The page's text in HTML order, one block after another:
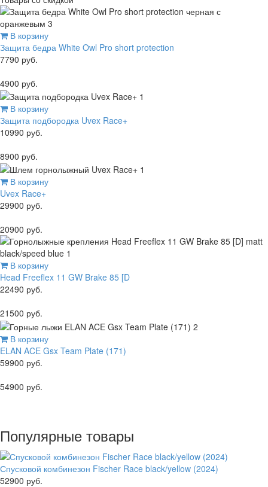
В корзину
Защита бедра White Owl Pro short protection
7790 руб.
4900 руб.
В корзину
Защита подбородка Uvex Race+
10990 руб.
8900 руб.
В корзину
Uvex Race+
29900 руб.
20900 руб.
В корзину
Head Freeflex 11 GW Brake 85 [D
22490 руб.
21500 руб.
В корзину
ELAN ACE Gsx Team Plate (171)
59900 руб.
54900 руб.
Популярные товары
Спусковой комбинезон Fischer Race black/yellow (2024)
52900 руб.